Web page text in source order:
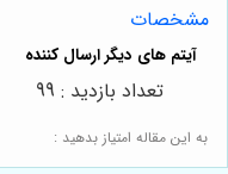
مشخصات
به این مقاله امتیاز بدهید :
تعداد بازدید : 99